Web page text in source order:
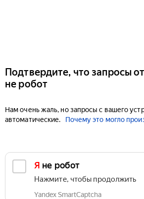
Подтвердите, что запросы
не робот
Нам очень жаль, но запросы с вашего
автоматические.
Почему это могло
Я не робот
Нажмите, чтобы продолжить
Yandex SmartCaptcha